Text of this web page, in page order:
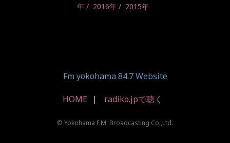
年
2016年 2015年
Fm yokohama 84.7 Website
HOME radiko.jpで聴く
© Yokohama F.M. Broadcasting Co.,Ltd.